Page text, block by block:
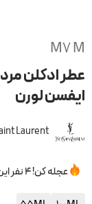
M7 M
ایفسن لورن
Laurent
عجله کن! 4 نفر این محصول رو به سبدخرید خودشون اضافه کردن.